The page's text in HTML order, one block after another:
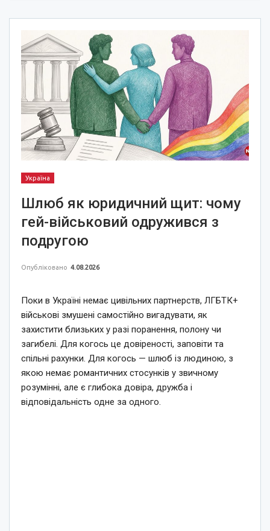
Україна
Шлюб як юридичний щит: чому
гей-військовий одружився з
подругою
Опубліковано 4.08.2026
Поки в Україні немає цивільних партнерств, ЛГБТК+
військові змушені самостійно вигадувати, як
захистити близьких у разі поранення, полону чи
загибелі. Для когось це довіреності, заповіти та
спільні рахунки. Для когось — шлюб із людиною, з
якою немає романтичних стосунків у звичному
розумінні, але є глибока довіра, дружба і
відповідальність одне за одного.